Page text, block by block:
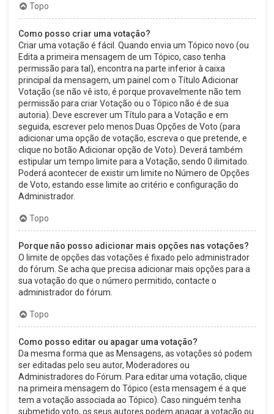
Topo
Como posso criar uma votação?
Criar uma votação é fácil. Quando envia um Tópico novo (ou
Edita a primeira mensagem de um Tópico, caso tenha
permissão para tal), encontra na parte inferior à caixa
principal da mensagem, um painel com o Título Adicionar
Votação (se não vê isto, é porque provavelmente não tem
permissão para criar Votação ou o Tópico não é de sua
autoria). Deve escrever um Título para a Votação e em
seguida, escrever pelo menos Duas Opções de Voto (para
adicionar uma opção de votação, escreva o que pretende, e
clique no botão Adicionar opção de Voto). Deverá também
estipular um tempo limite para a Votação, sendo 0 ilimitado.
Poderá acontecer de existir um limite no Número de Opções
de Voto, estando esse limite ao critério e configuração do
Administrador.
Topo
Porque não posso adicionar mais opções nas votações?
O limite de opções das votações é fixado pelo administrador
do fórum. Se acha que precisa adicionar mais opções para a
sua votação do que o número permitido, contacte o
administrador do fórum.
Topo
Como posso editar ou apagar uma votação?
Da mesma forma que as Mensagens, as votações só podem
ser editadas pelo seu autor, Moderadores ou
Administradores do Fórum. Para editar uma votação, clique
na primeira mensagem do Tópico (esta mensagem é a que
tem a votação associada ao Tópico). Caso ninguém tenha
submetido voto, os seus autores podem apagar a votação ou